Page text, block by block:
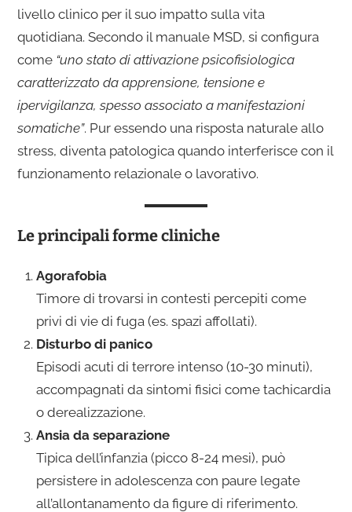
livello clinico per il suo impatto sulla vita
quotidiana. Secondo il manuale MSD, si configura
come “uno stato di attivazione psicofisiologica
caratterizzato da apprensione, tensione e
ipervigilanza, spesso associato a manifestazioni
somatiche”. Pur essendo una risposta naturale allo
stress, diventa patologica quando interferisce con il
funzionamento relazionale o lavorativo.
Le principali forme cliniche
Agorafobia
Timore di trovarsi in contesti percepiti come
privi di vie di fuga (es. spazi affollati).
Disturbo di panico
Episodi acuti di terrore intenso (10-30 minuti),
accompagnati da sintomi fisici come tachicardia
o derealizzazione.
Ansia da separazione
Tipica dell’infanzia (picco 8-24 mesi), può
persistere in adolescenza con paure legate
all’allontanamento da figure di riferimento.